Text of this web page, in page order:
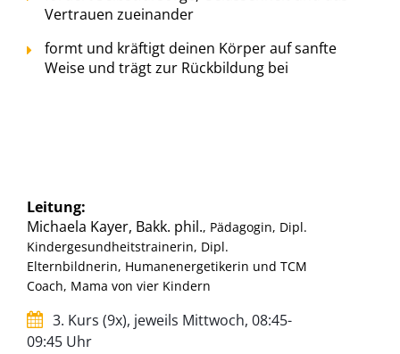
Vertrauen zueinander
formt und kräftigt deinen Körper auf sanfte
Weise und trägt zur Rückbildung bei
Leitung:
Michaela Kayer, Bakk. phil., Pädagogin, Dipl.
Kindergesundheitstrainerin, Dipl.
Elternbildnerin, Humanenergetikerin und TCM
Coach, Mama von vier Kindern
3. Kurs (9x), jeweils Mittwoch, 08:45-
09:45 Uhr